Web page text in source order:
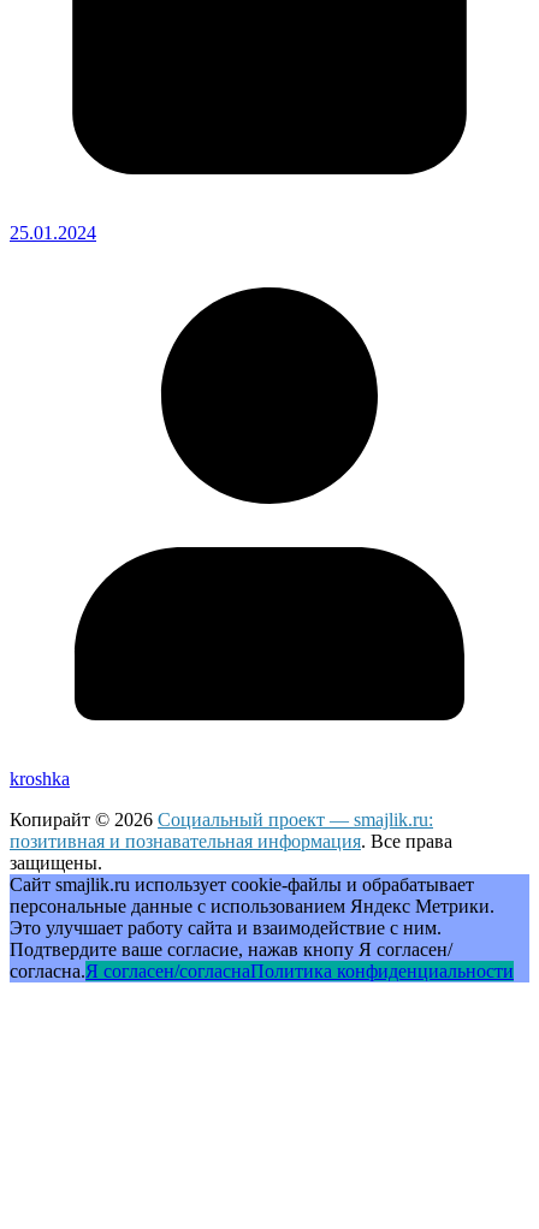
25.01.2024
kroshka
Копирайт © 2026 Социальный проект — smajlik.ru:
позитивная и познавательная информация. Все права
защищены.
Сайт smajlik.ru использует cookie-файлы и обрабатывает
персональные данные с использованием Яндекс Метрики.
Это улучшает работу сайта и взаимодействие с ним.
Подтвердите ваше согласие, нажав кнопу Я согласен/
согласна.Я согласен/согласнаПолитика конфиденциальности